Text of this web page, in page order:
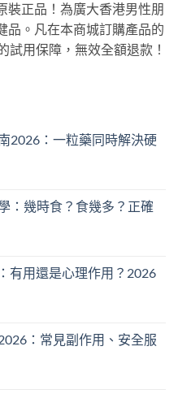
裝正品！為廣大香港男性朋
品。凡在本商城訂購產品的
試用保障，無效全額退款！
2026：一粒藥同時解決硬
：幾時食？食幾多？正確
有用還是心理作用？2026
：常見副作用、安全服